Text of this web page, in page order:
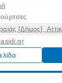
[Δήμος],